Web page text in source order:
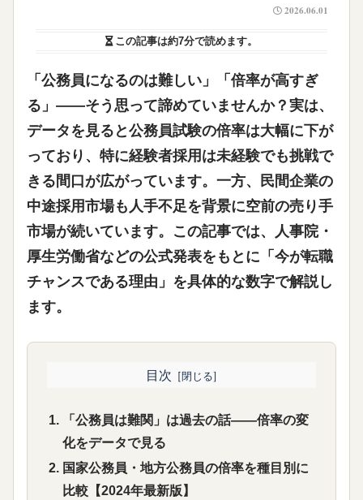
2026.06.01
この記事は約7分で読めます。
「公務員になるのは難しい」「倍率が高すぎ
る」——そう思って諦めていませんか？実は、
データを見ると公務員試験の倍率は大幅に下が
っており、特に経験者採用は未経験でも挑戦で
きる間口が広がっています。一方、民間企業の
中途採用市場も人手不足を背景に空前の売り手
市場が続いています。この記事では、人事院・
厚生労働省などの公式発表をもとに「今が転職
チャンスである理由」を具体的な数字で解説し
ます。
目次
「公務員は難関」は過去の話——倍率の変
化をデータで見る
国家公務員・地方公務員の倍率を種目別に
比較【2024年最新版】